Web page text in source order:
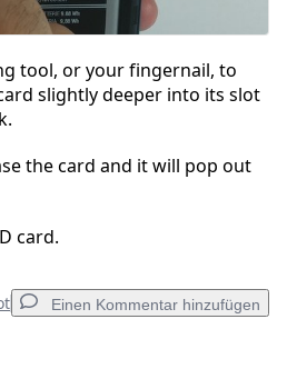
tool, or your fingernail, to
slightly deeper into its slot
the card and it will pop out
card.
Einen Kommentar hinzufügen